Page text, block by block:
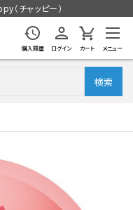
（チャッピー）
購入履歴 ログイン カート メニュー
検索